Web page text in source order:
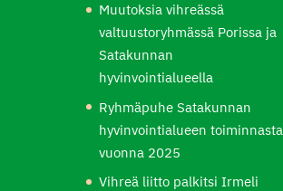
Muutoksia vihreässä
valtuustoryhmässä Porissa ja
Satakunnan
hyvinvointialueella
Ryhmäpuhe Satakunnan
hyvinvointialueen toiminnasta
vuonna 2025
Vihreä liitto palkitsi Irmeli